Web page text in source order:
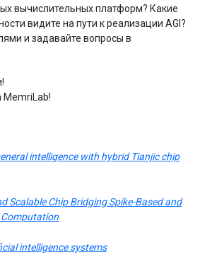
вычислительных платформ? Какие
видите на пути к реализации AGI?
и задавайте вопросы в
intelligence with hybrid Tianjic chip
Scalable Chip Bridging Spike-Based and
intelligence systems